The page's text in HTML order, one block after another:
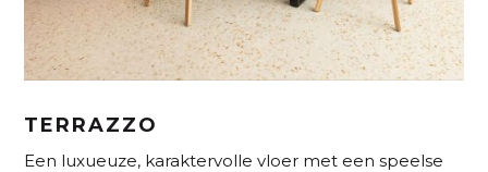
TERRAZZO
Een luxueuze, karaktervolle vloer met een speelse